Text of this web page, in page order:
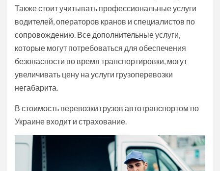
Также стоит учитывать профессиональные услуги
водителей, операторов кранов и специалистов по
сопровождению. Все дополнительные услуги,
которые могут потребоваться для обеспечения
безопасности во время транспортировки, могут
увеличивать цену на услуги грузоперевозки
негабарита.
В стоимость перевозки грузов автотранспортом по
Украине входит и страхование.